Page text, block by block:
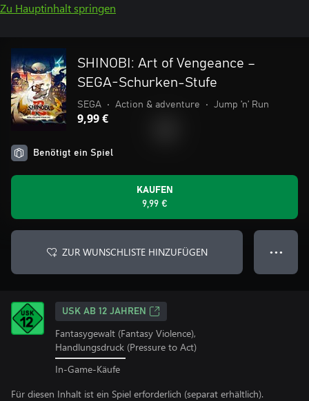
Zu Hauptinhalt springen
SHINOBI: Art of Vengeance –
SEGA-Schurken-Stufe
SEGA • Action & adventure • Jump ’n’ Run
9,99 €
Benötigt ein Spiel
KAUFEN
9,99 €
ZUR WUNSCHLISTE HINZUFÜGEN ● ● ●
USK AB 12 JAHREN
Fantasygewalt (Fantasy Violence),
Handlungsdruck (Pressure to Act)
In-Game-Käufe
Für diesen Inhalt ist ein Spiel erforderlich (separat erhältlich).